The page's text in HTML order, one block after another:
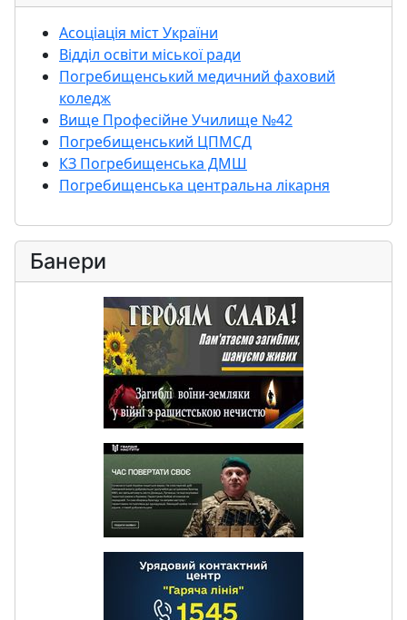
Асоціація міст України
Відділ освіти міської ради
Погребищенський медичний фаховий
коледж
Вище Професійне Училище №42
Погребищенський ЦПМСД
КЗ Погребищенська ДМШ
Погребищенська центральна лікарня
Банери